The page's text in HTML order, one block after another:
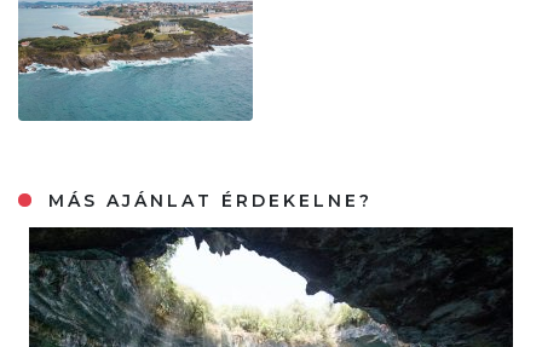
MÁS AJÁNLAT ÉRDEKELNE?